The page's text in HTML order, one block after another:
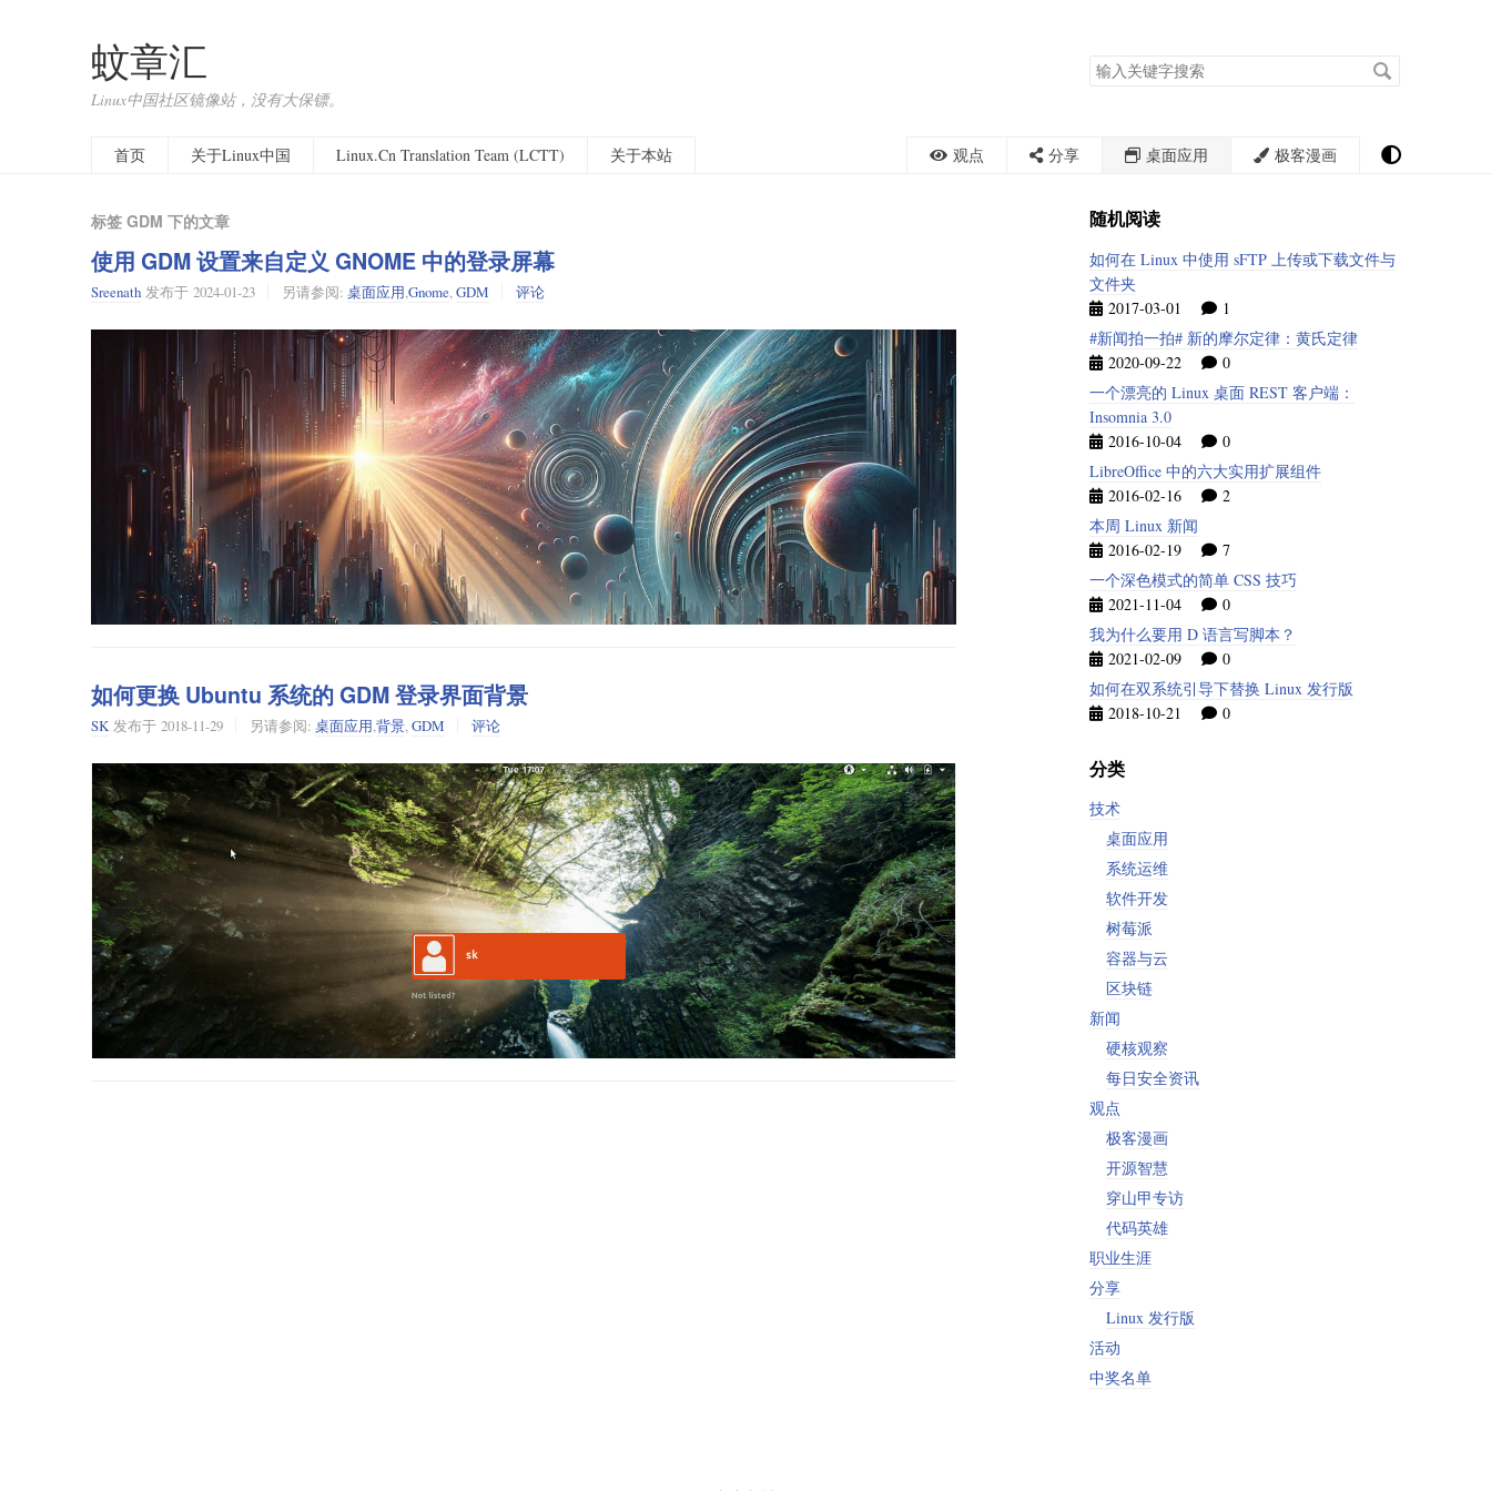
蚊章汇
Linux中国社区镜像站，没有大保镖。
搜
索
首页
关于Linux中国 Linux.Cn Translation Team (LCTT) 关于本站 观点 分享 桌面应用 极客漫画
标签 GDM 下的文章
使用 GDM 设置来自定义 GNOME 中的登录屏幕
Sreenath 发布于 2024-01-23 另请参阅: 桌面应用,Gnome,GDM 评论
没错，即使是 GNOME 登录屏幕也可以自定义。这里有一个方便的实用工具，可以让事情变得更简单。
从停靠区到 GRUB 屏幕，GNOME 都可以根据你的喜好进行定制。
登录界面也在此列，因为一款名为 “GDM 设置”的新工具可让你更改 GNOME 登录界面的外观并调整其功能。
你可以更改壁纸、主题、图标、时间格式、顶部面板项目等。你还可以在登录界面启用轻击功能（我喜欢这个）。
在本教程中，你将了解安装此工具的步骤以及如何使用它来更改 GDM 登录屏幕的各个方面。
不用说，你必须使用 GNOME 桌面环境和 GDM 显示管理器才能按照此处的说明进行操作。
如何更换 Ubuntu 系统的 GDM 登录界面背景
SK 发布于 2018-11-29 另请参阅: 桌面应用,背景,GDM 评论
随机阅读
如何在 Linux 中使用 sFTP 上传或下载文件与
文件夹
2017-03-01
1
#新闻拍一拍# 新的摩尔定律：黄氏定律
2020-09-22
0
一个漂亮的 Linux 桌面 REST 客户端：
Insomnia 3.0
2016-10-04
0
LibreOffice 中的六大实用扩展组件
2016-02-16
2
本周 Linux 新闻
2016-02-19
7
一个深色模式的简单 CSS 技巧
2021-11-04
0
我为什么要用 D 语言写脚本？
2021-02-09
0
如何在双系统引导下替换 Linux 发行版
2018-10-21
0
分类
技术
桌面应用
系统运维
软件开发
树莓派
容器与云
区块链
新闻
硬核观察
每日安全资讯
观点
极客漫画
开源智慧
穿山甲专访
代码英雄
职业生涯
分享
Linux 发行版
活动
中奖名单